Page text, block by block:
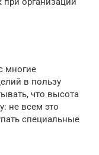
многие
в пользу
что высота
не всем это
специальные